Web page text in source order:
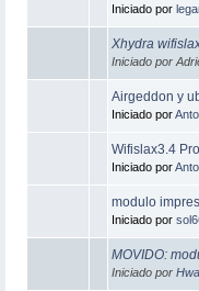
Iniciado por
Xhydra
Iniciado por
Airgeddon y
Iniciado por
Wifislax3.4
Iniciado por
modulo
Iniciado por
MOVIDO:
Iniciado por